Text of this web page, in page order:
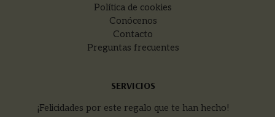
Política de cookies
Conócenos
Contacto
Preguntas frecuentes
SERVICIOS
¡Felicidades por este regalo que te han hecho!